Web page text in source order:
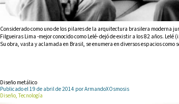
Considerado como uno de los pilares de la arquitectura brasilera moderna
Filgueiras Lima -mejor conocido como Lelé- dejó de existir a los 82 años.
Su obra, vasta y aclamada en Brasil, se enumera en diversos espacios como
Diseño metálico
Publicado el 19 de abril de 2014 por ArmandoXOsmosis
Diseño, Tecnología